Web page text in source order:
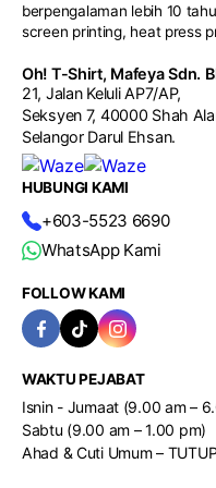
pelanggan bagi
eksklusif serta profesional.
berpengalaman lebih 10
screen printing, heat press
Oh! T-Shirt, Mafeya Sdn.
21, Jalan Keluli AP7/AP,
Seksyen 7, 40000 Shah
Selangor Darul Ehsan.
HUBUNGI KAMI
+603-5523 6690
WhatsApp Kami
FOLLOW KAMI
WAKTU PEJABAT
Isnin - Jumaat (9.00 am –
Sabtu (9.00 am – 1.00 pm)
Ahad & Cuti Umum –